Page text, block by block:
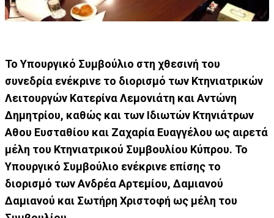
Το Υπουργικό Συμβούλιο στη χθεσινή του
συνεδρία ενέκρινε το διορισμό των Κτηνιατρικών
Λειτουργών Κατερίνα Λεμονιάτη και Αντώνη
Δημητρίου, καθώς και των Ιδιωτών Κτηνιάτρων
Αθου Ευσταθίου και Ζαχαρία Ευαγγέλου ως αιρετά
μέλη του Κτηνιατρικού Συμβουλίου Κύπρου. Το
Υπουργικό Συμβούλιο ενέκρινε επίσης το
διορισμό των Ανδρέα Αρτεμίου, Δαμιανού
Δαμιανού και Σωτήρη Χριστοφή ως μέλη του